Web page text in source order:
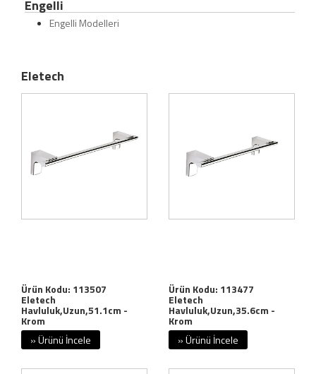
Engelli
Engelli Modelleri
Eletech
Ürün Kodu: 113507
Eletech
Havluluk,Uzun,51.1cm -
Krom
» Ürünü İncele
Ürün Kodu: 113477
Eletech
Havluluk,Uzun,35.6cm -
Krom
» Ürünü İncele